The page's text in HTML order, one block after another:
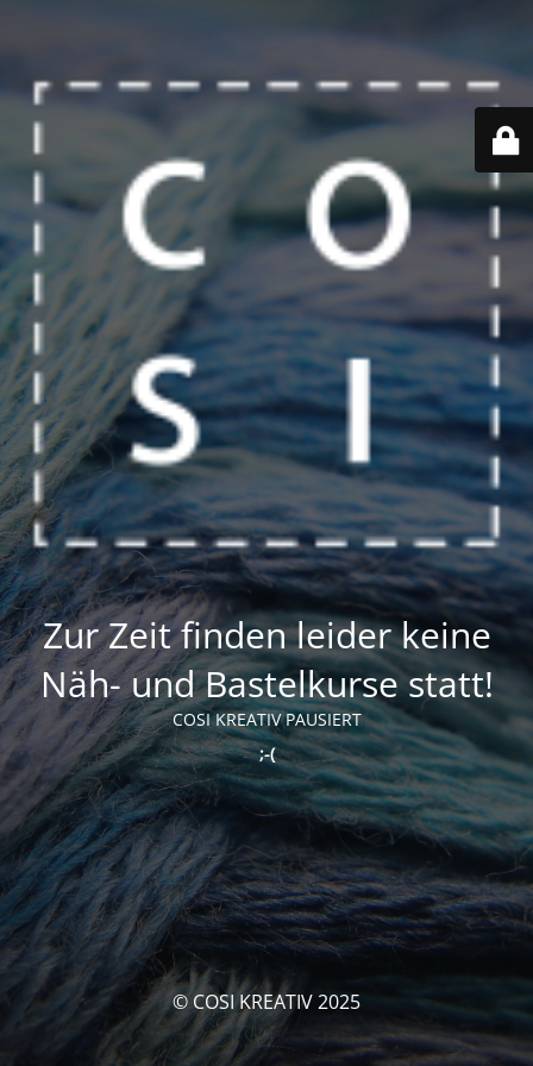
Zur Zeit finden leider keine
Näh- und Bastelkurse statt!
COSI KREATIV PAUSIERT
;-(
© COSI KREATIV 2025